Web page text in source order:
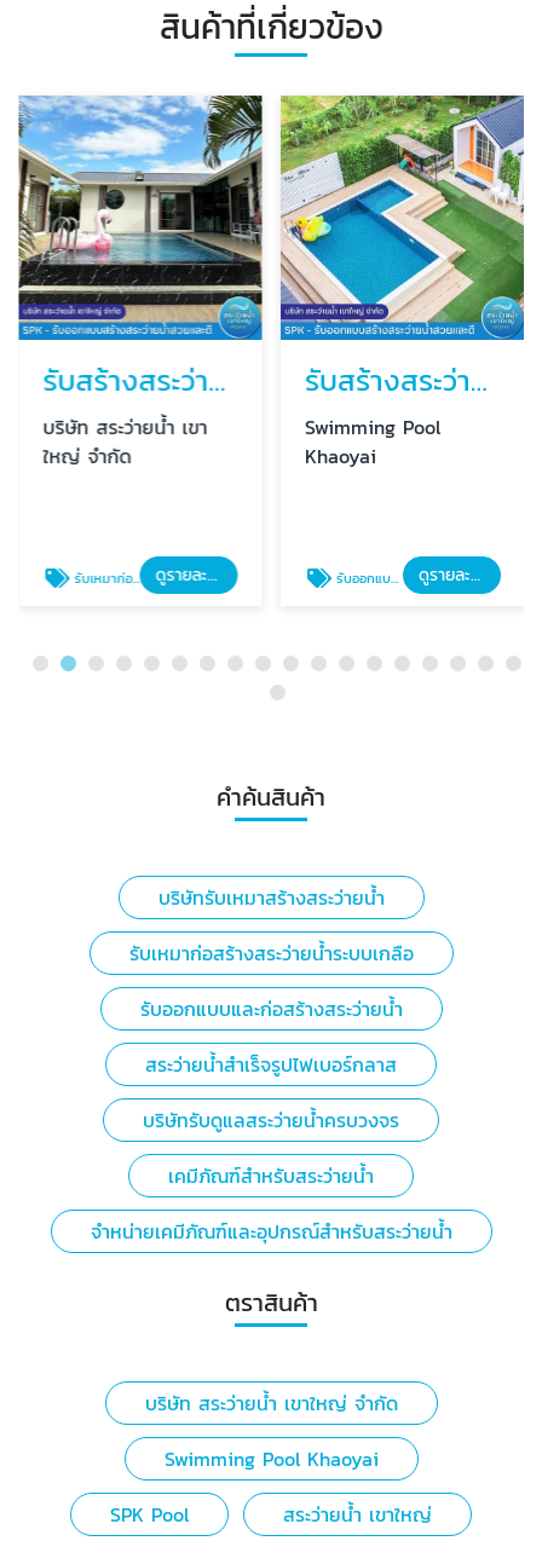
สินค้าที่เกี่ยวข้อง
รับสร้างสระว่ายน้ำระบบเกลือ เขาใหญ่ ราคาถูก
บริษัท สระว่ายน้ำ เขา
ใหญ่ จำกัด
รับเหมาก่อสร้างสระว่ายน้ำระบบเกลือ ดูรายละเอียด
รับสร้างสระว่ายน้ำ ราคาประหยัด
Swimming Pool
Khaoyai
รับออกแบบและก่อสร้างสระว่ายน้ำ ดูรายละเอียด
คำค้นสินค้า
บริษัทรับเหมาสร้างสระว่ายน้ำ
รับเหมาก่อสร้างสระว่ายน้ำระบบเกลือ
รับออกแบบและก่อสร้างสระว่ายน้ำ
สระว่ายน้ำสำเร็จรูปไฟเบอร์กลาส
บริษัทรับดูแลสระว่ายน้ำครบวงจร
เคมีภัณฑ์สำหรับสระว่ายน้ำ
จำหน่ายเคมีภัณฑ์และอุปกรณ์สำหรับสระว่ายน้ำ
ตราสินค้า
บริษัท สระว่ายน้ำ เขาใหญ่ จำกัด
Swimming Pool Khaoyai
SPK Pool
สระว่ายน้ำ เขาใหญ่